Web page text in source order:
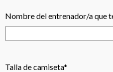
Nombre del entrenador/a que
Talla de camiseta*